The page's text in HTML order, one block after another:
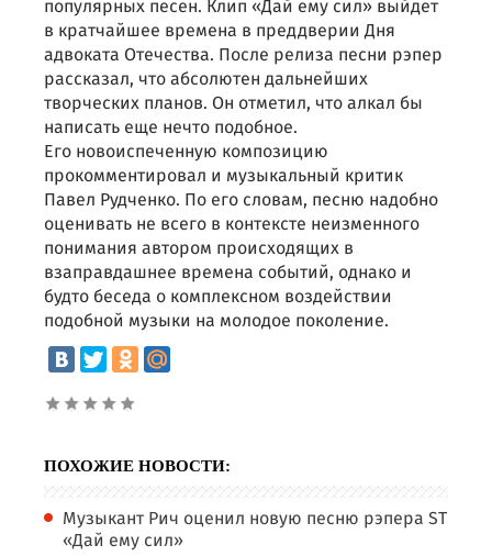
популярных песен. Клип «Дай ему сил» выйдет
в кратчайшее времена в преддверии Дня
адвоката Отечества. После релиза песни рэпер
рассказал, что абсолютен дальнейших
творческих планов. Он отметил, что алкал бы
написать еще нечто подобное.
Его новоиспеченную композицию
прокомментировал и музыкальный критик
Павел Рудченко. По его словам, песню надобно
оценивать не всего в контексте неизменного
понимания автором происходящих в
взаправдашнее времена событий, однако и
будто беседа о комплексном воздействии
подобной музыки на молодое поколение.
ПОХОЖИЕ НОВОСТИ:
Музыкант Рич оценил новую песню рэпера ST
«Дай ему сил»